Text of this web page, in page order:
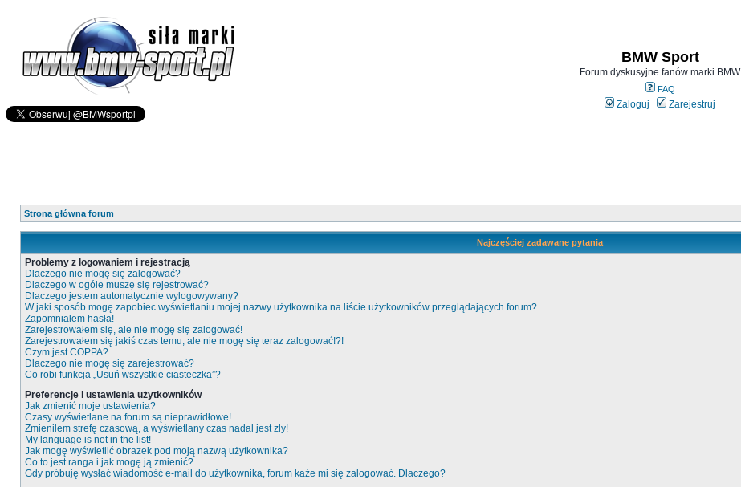
BMW Sport
Forum dyskusyjne fanów marki BMW
FAQ
Zaloguj Zarejestruj
Strona główna forum
Najczęściej zadawane pytania
Problemy z logowaniem i rejestracją
Dlaczego nie mogę się zalogować?
Dlaczego w ogóle muszę się rejestrować?
Dlaczego jestem automatycznie wylogowywany?
W jaki sposób mogę zapobiec wyświetlaniu mojej nazwy użytkownika na liście użytkowników przeglądających forum?
Zapomniałem hasła!
Zarejestrowałem się, ale nie mogę się zalogować!
Zarejestrowałem się jakiś czas temu, ale nie mogę się teraz zalogować!?!
Czym jest COPPA?
Dlaczego nie mogę się zarejestrować?
Co robi funkcja „Usuń wszystkie ciasteczka”?
Preferencje i ustawienia użytkowników
Jak zmienić moje ustawienia?
Czasy wyświetlane na forum są nieprawidłowe!
Zmieniłem strefę czasową, a wyświetlany czas nadal jest zły!
My language is not in the list!
Jak mogę wyświetlić obrazek pod moją nazwą użytkownika?
Co to jest ranga i jak mogę ją zmienić?
Gdy próbuję wysłać wiadomość e-mail do użytkownika, forum każe mi się zalogować. Dlaczego?